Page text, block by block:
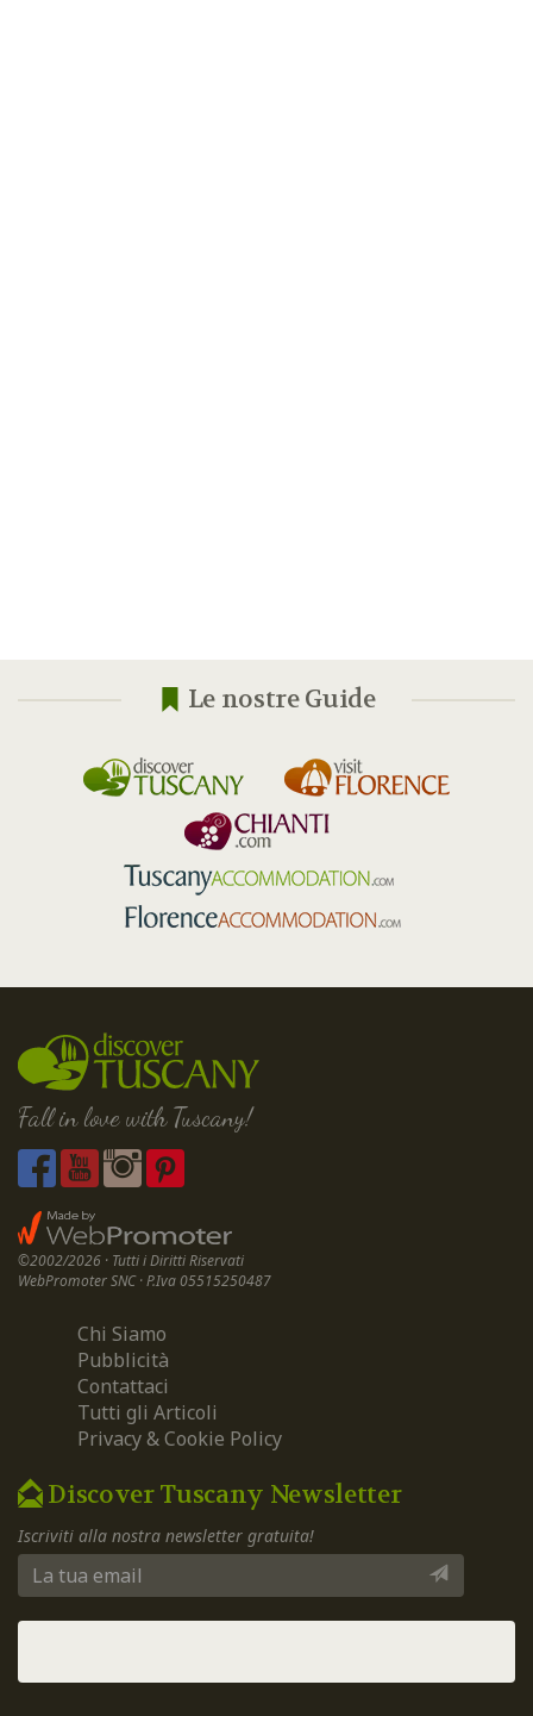
Le nostre Guide
Fall in love with Tuscany!
©2002/2026 · Tutti i Diritti Riservati
WebPromoter SNC · P.Iva 05515250487
Chi Siamo
Pubblicità
Contattaci
Tutti gli Articoli
Privacy & Cookie Policy
Discover Tuscany Newsletter
Iscriviti alla nostra newsletter gratuita!